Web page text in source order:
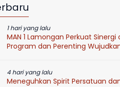
1 hari yang lalu
MAN 1 Lamongan Perkuat
Program dan Perenting
4 hari yang lalu
Meneguhkan Spirit Persatuan